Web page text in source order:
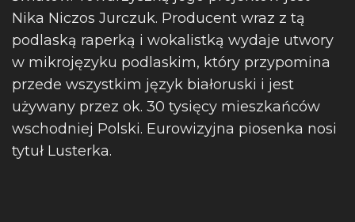
Nika Niczos Jurczuk. Producent wraz z tą
podlaską raperką i wokalistką wydaje utwory
w mikrojęzyku podlaskim, który przypomina
przede wszystkim język białoruski i jest
używany przez ok. 30 tysięcy mieszkańców
wschodniej Polski. Eurowizyjna piosenka nosi
tytuł Lusterka.